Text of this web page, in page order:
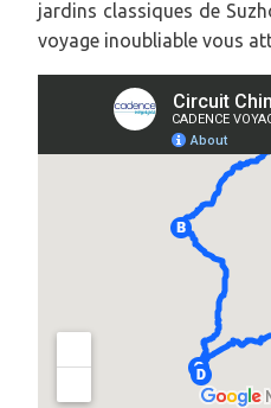
jardins classiques de
voyage inoubliable vous